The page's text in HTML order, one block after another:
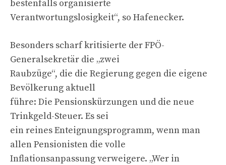
bestenfalls organisierte
Verantwortungslosigkeit“, so Hafenecker.
Besonders scharf kritisierte der FPÖ-
Generalsekretär die „zwei
Raubzüge“, die die Regierung gegen die eigene
Bevölkerung aktuell
führe: Die Pensionskürzungen und die neue
Trinkgeld-Steuer. Es sei
ein reines Enteignungsprogramm, wenn man
allen Pensionisten die volle
Inflationsanpassung verweigere. „Wer in